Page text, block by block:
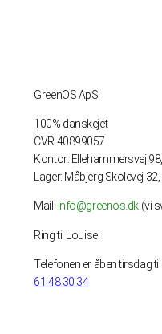
GreenOS ApS
100% danskejet
CVR 40899057
Kontor: Ellehammersvej
Lager: Måbjerg Skolevej
Mail: info@greenos.dk (vi
Ring til Louise:
Telefonen er åben tirsdag
61 48 30 34